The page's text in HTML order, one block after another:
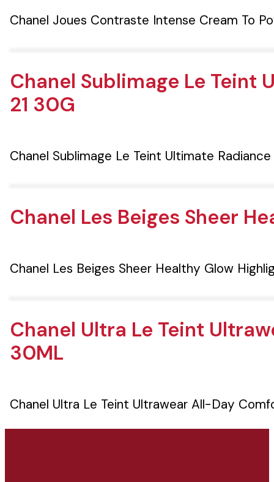
Chanel Joues Contraste Intense Cream To
Chanel Sublimage Le Teint
21 30G
Chanel Sublimage Le Teint Ultimate
Chanel Les Beiges Sheer
Chanel Les Beiges Sheer Healthy Glow
Chanel Ultra Le Teint
30ML
Chanel Ultra Le Teint Ultrawear All-Day